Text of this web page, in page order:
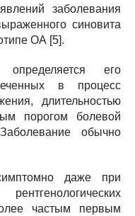
заболевания
синовита
ОА [5].
его
в процесс
длительностью
порогом болевой
обычно
даже при
частым первым